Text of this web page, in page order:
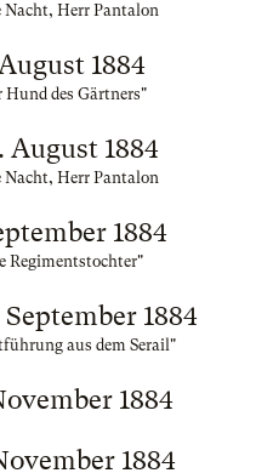
Herr Pantalon
1884
des Gärtners"
August 1884
Herr Pantalon
1884
Regimentstochter"
1884
aus dem Serail"
1884
1884